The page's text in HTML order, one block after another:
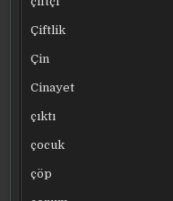
Çiftlik
Çin
Cinayet
çıktı
çocuk
çöp